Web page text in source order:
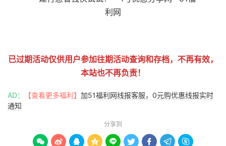
已过期活动仅供用户参加往期活动查询和存档，不再有效，
本站也不再负责！
AD： 【查看更多福利】 加51福利网线报客服，0元购优惠线报实时
通知
分享到
        